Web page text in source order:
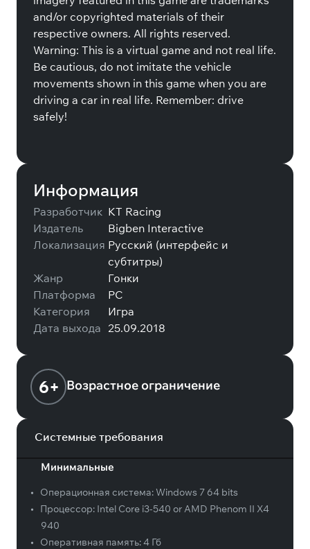
and/or copyrighted materials of their
respective owners. All rights reserved.
Warning: This is a virtual game and not real life.
Be cautious, do not imitate the vehicle
movements shown in this game when you are
driving a car in real life. Remember: drive
safely!
Информация
Разработчик KT Racing
Издатель
Bigben Interactive
Локализация Русский (интерфейс и
субтитры)
Жанр
Гонки
Платформа
PC
Категория
Игра
Дата выхода 25.09.2018
6+ Возрастное ограничение
Системные требования
Минимальные
• Операционная система:Windows 7 64 bits
•
Процессор: Intel Core i3-540 or AMD Phenom II X4
940
•
Оперативная память:4 Гб